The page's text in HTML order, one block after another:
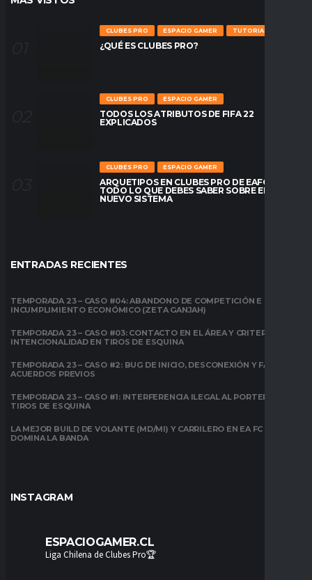
CLUBES PRO ESPACIO GAMER TUTORIALES
¿QUÉ ES CLUBES PRO?
CLUBES PRO ESPACIO GAMER
TODOS LOS ATRIBUTOS DE FIFA 22
EXPLICADOS
CLUBES PRO ESPACIO GAMER
ARQUETIPOS EN CLUBES PRO DE EAFC26:
TODO LO QUE DEBES SABER SOBRE EL
NUEVO SISTEMA
ENTRADAS RECIENTES
TEMPORADA 23 – CASO #04: ABANDONO DE COMPETICIÓN E
INCUMPLIMIENTO ECONÓMICO (ZETA GANJAH)
TEMPORADA 23 – CASO #03: CONTACTO EN EL ÁREA Y CRITERIO DE
INTENCIONALIDAD EN TIROS DE ESQUINA
TEMPORADA 23 – CASO #2: BUG DE INICIO, DESCONEXIÓN Y FALTA DE
ACUERDOS PREVIOS
TEMPORADA 23 – CASO #1: INTERFERENCIA ILEGAL AL PORTERO EN
TIROS DE ESQUINA
LA MEJOR BUILD DE VOLANTE (MD/MI) Y CARRILERO EN EA FC 26:
DOMINA LA BANDA
INSTAGRAM
ESPACIOGAMER.CL
Liga Chilena de Clubes Pro🏆